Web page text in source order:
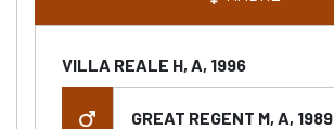
VILLA REALE H, A, 1996
GREAT REGENT M, A, 1989